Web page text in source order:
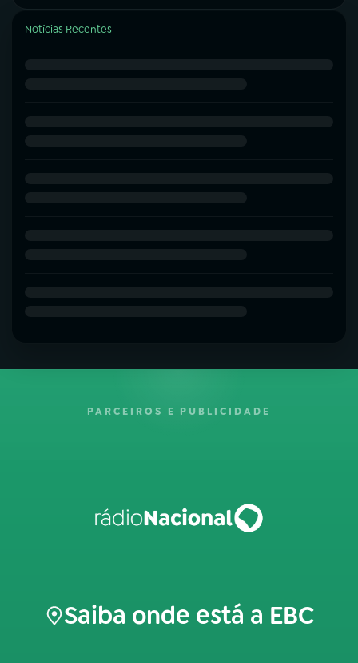
Notícias Recentes
PARCEIROS E PUBLICIDADE
Saiba onde está a EBC